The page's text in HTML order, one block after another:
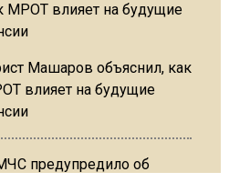
Машаров объяснил, как
влияет на будущие